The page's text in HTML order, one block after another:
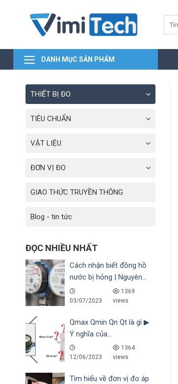
kiếm:
DANH MỤC SẢN PHẨM
THIẾT BỊ ĐO
TIÊU CHUẨN
VẬT LIỆU
ĐƠN VỊ ĐO
GIAO THỨC TRUYỀN THÔNG
Blog - tin tức
ĐỌC NHIỀU NHẤT
Cách nhận biết đồng hồ
nước bị hỏng | Nguyên...
03/07/2023
1369
views
Qmax Qmin Qn Qt là gì ▶
Ý nghĩa của...
12/06/2023
1364
views
Tìm hiểu về đơn vị đo áp